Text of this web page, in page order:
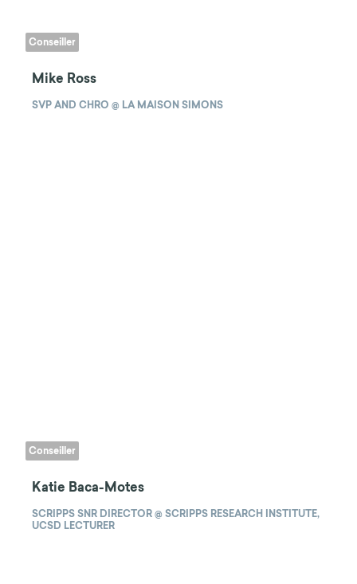
Conseiller
Mike Ross
SVP AND CHRO @ LA MAISON SIMONS
Conseiller
Katie Baca-Motes
SCRIPPS SNR DIRECTOR @ SCRIPPS RESEARCH INSTITUTE,
UCSD LECTURER